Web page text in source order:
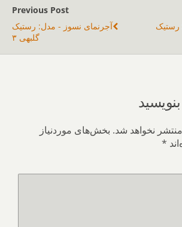
Previous Post
آجرنمای نسوز - مدل: رستیک
گلبهی ۳
رستیک
نخواهد شد. بخش‌های موردنیاز
*